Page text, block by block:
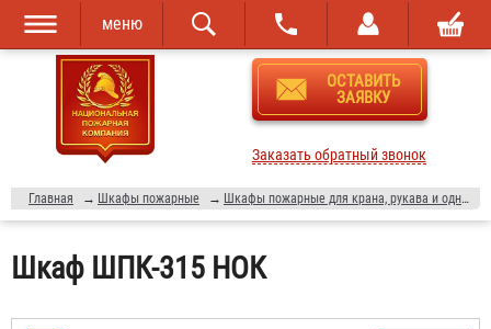
Перейти к
основному
содержанию
Skip to
navigation
меню
ОСТАВИТЬ
ЗАЯВКУ
Заказать обратный звонок
Главная → Шкафы пожарные → Шкафы пожарные для крана, рукава и одного огнетушителя (ШПК-315)
Шкаф ШПК-315 НОК